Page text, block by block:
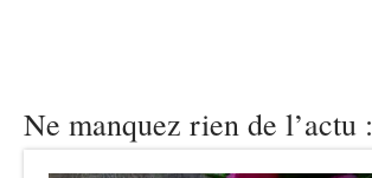
Ne manquez rien de l’actu :